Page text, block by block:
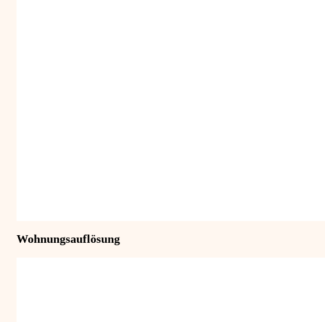
Wohnungsauflösung